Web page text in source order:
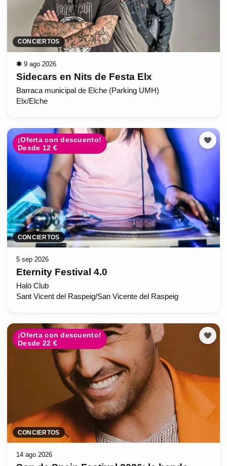
CONCIERTOS
✱ 9 ago 2026
Sidecars en Nits de Festa Elx
Barraca municipal de Elche (Parking UMH)
Elx/Elche
¡Oferta con descuento!
Desde 12 €
CONCIERTOS
5 sep 2026
Eternity Festival 4.0
Halö Club
Sant Vicent del Raspeig/San Vicente del Raspeig
¡Oferta con descuento!
Desde 22 €
CONCIERTOS
14 ago 2026